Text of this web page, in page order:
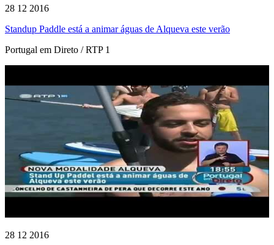
28 12 2016
Standup Paddle está a animar águas de Alqueva este verão
Portugal em Direto / RTP 1
28 12 2016